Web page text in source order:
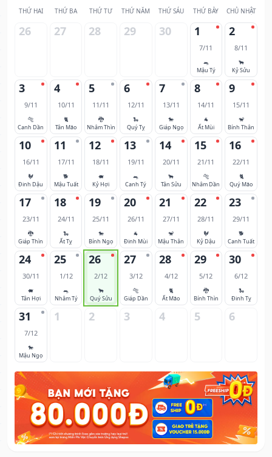
THỨ HAI THỨ BA THỨ TƯ THỨ NĂM THỨ SÁU THỨ BẢY CHỦ NHẬT
26 27 28 29 30 1
7/11
🐀
Mậu Tý
2
8/11
🐂
Kỷ Sửu
3
9/11
🐅
Canh Dần
4
10/11
🐈
Tân Mão
5
11/11
🐉
Nhâm Thìn
6
12/11
🐍
Quý Tỵ
7
13/11
🐎
Giáp Ngọ
8
14/11
🐐
Ất Mùi
9
15/11
🐒
Bính Thân
10
16/11
🐓
Đinh Dậu
11
17/11
🐕
Mậu Tuất
12
18/11
🐖
Kỷ Hợi
13
19/11
🐀
Canh Tý
14
20/11
🐂
Tân Sửu
15
21/11
🐅
Nhâm Dần
16
22/11
🐈
Quý Mão
17
23/11
🐉
Giáp Thìn
18
24/11
🐍
Ất Tỵ
19
25/11
🐎
Bính Ngọ
20
26/11
🐐
Đinh Mùi
21
27/11
🐒
Mậu Thân
22
28/11
🐓
Kỷ Dậu
23
29/11
🐕
Canh Tuất
24
30/11
🐖
Tân Hợi
25
1/12
🐀
Nhâm Tý
26
2/12
🐂
Quý Sửu
27
3/12
🐅
Giáp Dần
28
4/12
🐈
Ất Mão
29
5/12
🐉
Bính Thìn
30
6/12
🐍
Đinh Tỵ
31
7/12
🐎
Mậu Ngọ
1 2 3 4 5 6